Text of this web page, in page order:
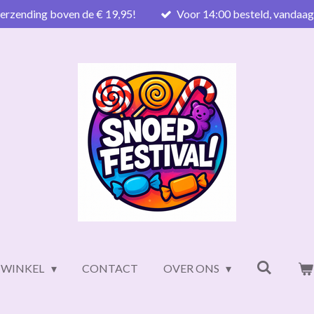
boven de € 19,95! Voor 14:00 besteld,
WINKEL CONTACT OVER ONS